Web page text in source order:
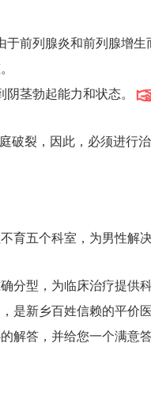
前列腺炎和前列腺增生
茎勃起能力和状态。
破裂，因此，必须进行
育五个科室，为男性解决
分型，为临床治疗提供科
是新乡百姓信赖的平价医
解答，并给您一个满意答